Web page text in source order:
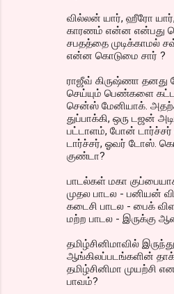
வில்லன் யார், ஹீரோ
காரணம் என்ன என்பது
சபதத்தை முடிக்காமல்
என்ன கொடுமை சார் ?
ராஜீவ் கிருஷ்ணா தனது
செய்யும் பெண்களை
சென்ஸ் மேனியாக்.
துப்பாக்கி, ஒரு டஜன்
பட்டாளம், போன்
டார்ச்சர், ஓவ‌ர் டோஸ்.
குண்டா?
பாடல்கள் மகா
முதல பாடல - பனியன்
கடைசி பாடல - பைக்
மற்ற பாடல - இருக்கு
தமிழ்சினிமாவில்
ஆங்கிலப்படங்களின்
தமிழ்சினிமா
பாவம்?